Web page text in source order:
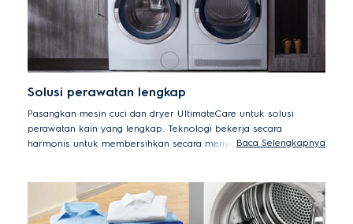
Solusi perawatan lengkap
Pasangkan mesin cuci dan dryer UltimateCare untuk solusi
perawatan kain yang lengkap. Teknologi bekerja secara
harmonis untuk membersihkan secara menyeluruh dan merawat
untuk menaruh dryer di atas mesin cuci. UltimateCare,
fleksibilitas tertinggi.
Baca Selengkapnya